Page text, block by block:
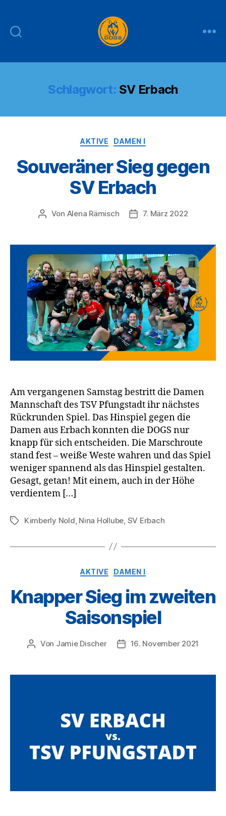
DOGS
Schlagwort: SV Erbach
Kategorien
AKTIVE DAMEN I
Souveräner Sieg gegen
SV Erbach
Beitragsautor
Von Alena Rämisch Veröffentlichungsdatum
7. März 2022
Am vergangenen Samstag bestritt die Damen
Mannschaft des TSV Pfungstadt ihr nächstes
Rückrunden Spiel. Das Hinspiel gegen die
Damen aus Erbach konnten die DOGS nur
knapp für sich entscheiden. Die Marschroute
stand fest – weiße Weste wahren und das Spiel
weniger spannend als das Hinspiel gestalten.
Gesagt, getan! Mit einem, auch in der Höhe
verdientem […]
Schlagwörter
Kimberly Nold, Nina Hollube, SV Erbach
Kategorien
AKTIVE DAMEN I
Knapper Sieg im zweiten
Saisonspiel
Beitragsautor
Von Jamie Discher Veröffentlichungsdatum
16. November 2021